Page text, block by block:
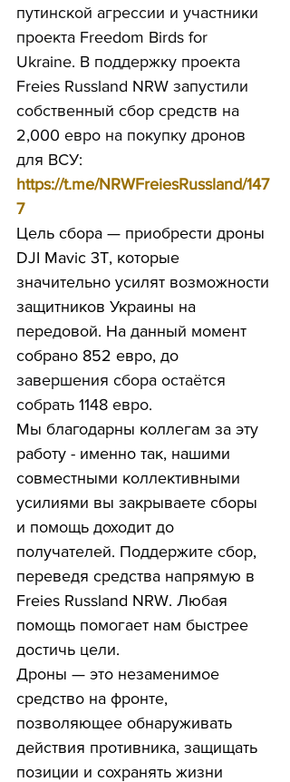
путинской агрессии и участники
проекта Freedom Birds for
Ukraine. В поддержку проекта
Freies Russland NRW запустили
собственный сбор средств на
2,000 евро на покупку дронов
для ВСУ:
https://t.me/NRWFreiesRussland/147
7
Цель сбора — приобрести дроны
DJI Mavic 3T, которые
значительно усилят возможности
защитников Украины на
передовой. На данный момент
собрано 852 евро, до
завершения сбора остаётся
собрать 1148 евро.
Мы благодарны коллегам за эту
работу - именно так, нашими
совместными коллективными
усилиями вы закрываете сборы
и помощь доходит до
получателей. Поддержите сбор,
переведя средства напрямую в
Freies Russland NRW. Любая
помощь помогает нам быстрее
достичь цели.
Дроны — это незаменимое
средство на фронте,
позволяющее обнаруживать
действия противника, защищать
позиции и сохранять жизни